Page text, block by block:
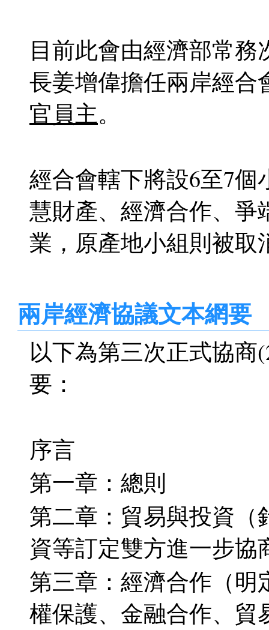
目前此會由經濟部常
長姜增偉擔任兩岸經合
官員主。
經合會轄下將設6至7
慧財產、經濟合作、爭
業，原產地小組則被取
兩岸經濟協議文本網要
以下為第三次正式協商
要：
序言
第一章：總則
第二章：貿易與投資
資等訂定雙方進一步
第三章：經濟合作（
權保護、金融合作、貿